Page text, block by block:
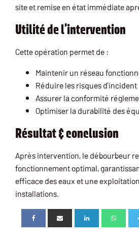
site et remise en état immédiate
Utilité de l’intervention
Cette opération permet de :
Maintenir un réseau
Réduire les risques d’incident
Assurer la conformité
Optimiser la durabilité des
Résultat & conclusion
Après intervention, le débourbeur
fonctionnement optimal,
efficace des eaux et une
installations.